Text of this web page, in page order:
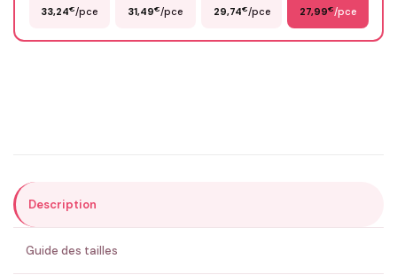
ENVOYER MA DEMANDE ✨
33,24€/pce 31,49€/pce 29,74€/pce 27,99€/pce
Description
Guide des tailles